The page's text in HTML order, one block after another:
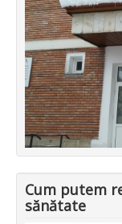
Cum putem
sănătate